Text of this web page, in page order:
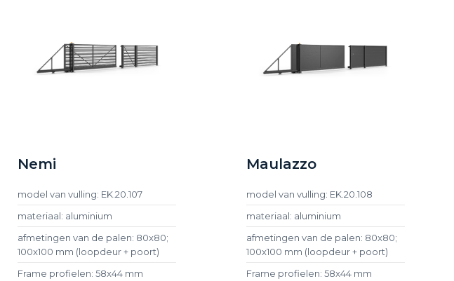
Nemi
model van vulling: EK.20.107
materiaal: aluminium
afmetingen van de palen: 80x80;
100x100 mm (loopdeur + poort)
Frame profielen: 58x44 mm
Maulazzo
model van vulling: EK.20.108
materiaal: aluminium
afmetingen van de palen: 80x80;
100x100 mm (loopdeur + poort)
Frame profielen: 58x44 mm